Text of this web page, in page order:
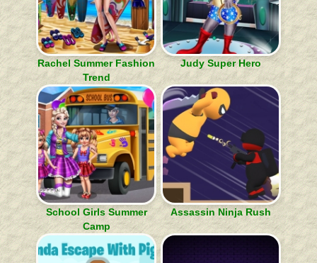
Rachel Summer Fashion
Trend
Judy Super Hero
School Girls Summer
Camp
Assassin Ninja Rush